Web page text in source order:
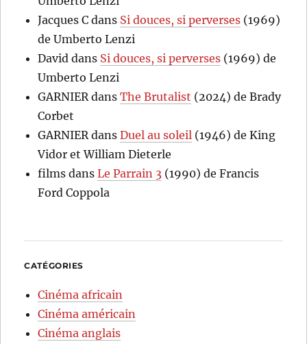
Jacques C dans Si douces, si perverses (1969)
de Umberto Lenzi
David dans Si douces, si perverses (1969) de
Umberto Lenzi
GARNIER dansThe Brutalist (2024) de Brady
Corbet
GARNIER dansDuel au soleil (1946) de King
Vidor et William Dieterle
films dansLe Parrain 3 (1990) de Francis
Ford Coppola
CATÉGORIES
Cinéma africain
Cinéma américain
Cinéma anglais